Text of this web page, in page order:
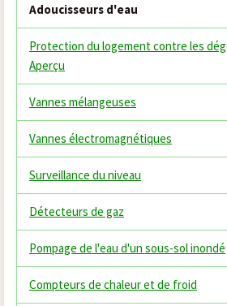
Adoucisseurs d'eau
Protection du logement contre les
Aperçu
Vannes mélangeuses
Vannes électromagnétiques
Surveillance du niveau
Détecteurs de gaz
Pompage de l'eau d'un sous-sol inondé
Compteurs de chaleur et de froid